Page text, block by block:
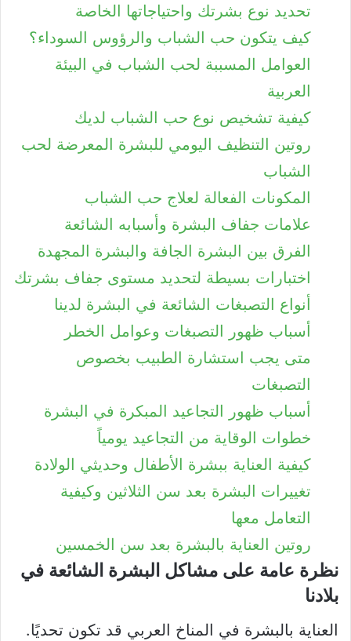
تحديد نوع بشرتك واحتياجاتها الخاصة
كيف يتكون حب الشباب والرؤوس السوداء؟
العوامل المسببة لحب الشباب في البيئة
العربية
كيفية تشخيص نوع حب الشباب لديك
روتين التنظيف اليومي للبشرة المعرضة لحب
الشباب
المكونات الفعالة لعلاج حب الشباب
علامات جفاف البشرة وأسبابه الشائعة
الفرق بين البشرة الجافة والبشرة المجهدة
اختبارات بسيطة لتحديد مستوى جفاف بشرتك
أنواع التصبغات الشائعة في البشرة لدينا
أسباب ظهور التصبغات وعوامل الخطر
متى يجب استشارة الطبيب بخصوص
التصبغات
أسباب ظهور التجاعيد المبكرة في البشرة
خطوات الوقاية من التجاعيد يومياً
كيفية العناية ببشرة الأطفال وحديثي الولادة
تغييرات البشرة بعد سن الثلاثين وكيفية
التعامل معها
روتين العناية بالبشرة بعد سن الخمسين
نظرة عامة على مشاكل البشرة الشائعة في
بلادنا
العناية بالبشرة في المناخ العربي قد تكون تحديًا.